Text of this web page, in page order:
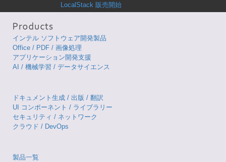
LocalStack 販売開始
インテル ソフトウェア開発製品
Office / PDF / 画像処理
アプリケーション開発支援
AI / 機械学習 / データサイエンス
ドキュメント生成 / 出版 / 翻訳
UI コンポーネント / ライブラリー
セキュリティ / ネットワーク
クラウド / DevOps
製品一覧